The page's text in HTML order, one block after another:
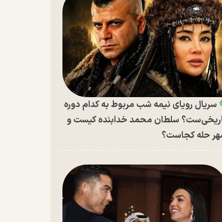
سریال رویای نیمه شب مربوط به کدام دوره
سلطان محمد خدابنده کیست و
حله کجاست؟